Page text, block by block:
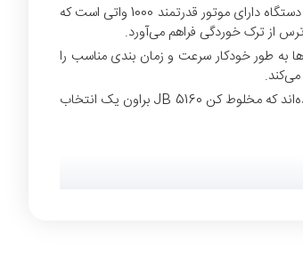
مخلوط کن JB 5160 براون یک محصول پیشرفته و کارآمد است که برای تهیه انواع مخلوط‌ها، از سوپ‌های داغ گرفته تا نوشیدنی‌های یخی، طراحی شده است. این دستگاه دارای موتور قدرتمند 1000 واتی است که
از ترک خوردگی فراهم می‌آورد.
به طور خودکار سرعت و زمان بندی مناسب را
از نظر تمیز کردن، تمام قطعات این مخلوط کن به راحتی قابل جدا شدن هستند و می‌توان آن‌ها را مستقیماً در ماشین ظرفشویی قرار داد. این ویژگی‌ها جمعاً باعث شده‌اند که مخلوط کن JB 5160 براون یک انتخاب